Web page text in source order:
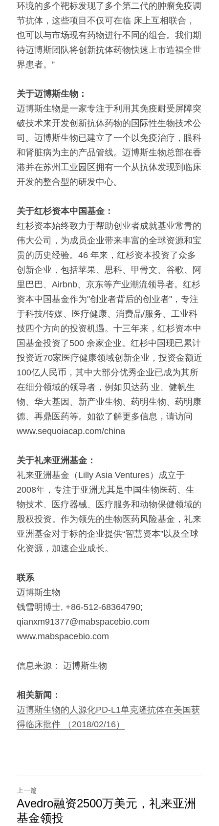
环境的多个靶标发现了多个第二代的肿瘤免疫调
节抗体，这些项目不仅可在临 床上互相联合，
也可以与市场现有药物进行不同的组合。我们期
待迈博斯团队将创新抗体药物快速上市造福全世
界患者。”
关于迈博斯生物：
迈博斯生物是一家专注于利用其免疫耐受屏障突
破技术来开发创新抗体药物的国际性生物技术公
司。迈博斯生物已建立了一个以免疫治疗，眼科
和肾脏病为主的产品管线。迈博斯生物总部在香
港并在苏州工业园区拥有一个从抗体发现到临床
开发的整合型的研发中心。
关于红杉资本中国基金：
红杉资本始终致力于帮助创业者成就基业常青的
伟大公司，为成员企业带来丰富的全球资源和宝
贵的历史经验。46 年来，红杉资本投资了众多
创新企业，包括苹果、思科、甲骨文、谷歌、阿
里巴巴、Airbnb、京东等产业潮流领导者。红杉
资本中国基金作为"创业者背后的创业者"，专注
于科技/传媒、医疗健康、消费品/服务、工业科
技四个方向的投资机遇。十三年来，红杉资本中
国基金投资了500 余家企业。红杉中国现已累计
投资近70家医疗健康领域创新企业，投资金额近
100亿人民币，其中大部分优秀企业已成为其所
在细分领域的领导者，例如贝达药 业、健帆生
物、华大基因、新产业生物、药明生物、药明康
德、再鼎医药等。如欲了解更多信息，请访问
www.sequoiacap.com/china
关于礼来亚洲基金：
礼来亚洲基金（Lilly Asia Ventures）成立于
2008年，专注于亚洲尤其是中国生物医药、生
物技术、医疗器械、医疗服务和动物保健领域的
股权投资。作为领先的生物医药风险基金，礼来
亚洲基金对于标的企业提供“智慧资本”以及全球
化资源，加速企业成长。
联系
迈博斯生物
钱雪明博士, +86-512-68364790;
qianxm91377@mabspacebio.com
www.mabspacebio.com
信息来源： 迈博斯生物
相关新闻：
迈博斯生物的人源化PD-L1单克隆抗体在美国获
得临床批件 （2018/02/16）
上一篇
Avedro融资2500万美元，礼来亚洲
基金领投